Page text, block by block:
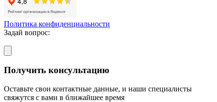
Политика конфиденциальности
Задай вопрос:
Получить консультацию
Оставьте свои контактные данные, и наши специалисты
свяжутся с вами в ближайшее время